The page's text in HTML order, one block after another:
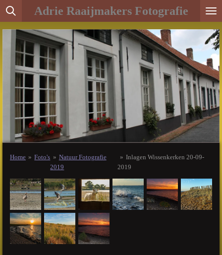
Ga
naar
hoofdinhoud
Adrie Raaijmakers Fotografie
Home » Foto's » Natuur Fotografie
2019
» Inlagen Wissenkerken 20-09-
2019